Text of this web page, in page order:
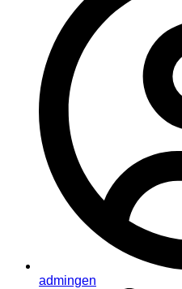
admingen